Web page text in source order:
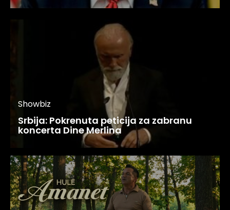
Showbiz
Srbija: Pokrenuta peticija za zabranu
koncerta Dine Merlina